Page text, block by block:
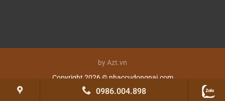
by Azt.vn
Copyright 2026 © nhaccudongnai.com
0986.004.898